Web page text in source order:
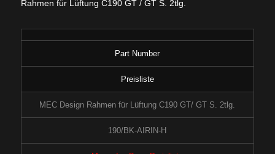
Rahmen für Lüftung C190 GT / GT S. 2tlg.
Part Number
Preisliste
MEC Design Rahmen für Lüftung C190 GT/ GT S. 2tlg.
190/BK-AIRIN-H